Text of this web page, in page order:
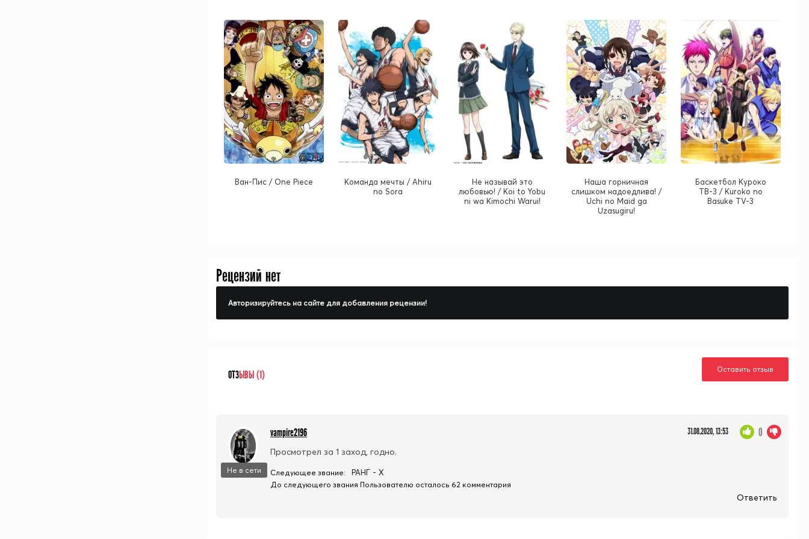
Ван-Пис / One Piece
Команда мечты / Ahiru
no Sora
Не называй это
любовью! / Koi to Yobu
ni wa Kimochi Warui!
Наша горничная
слишком надоедлива! /
Uchi no Maid ga
Uzasugiru!
Баскетбол Куроко
ТВ-3 / Kuroko no
Basuke TV-3
Рецензий нет
Авторизируйтесь на сайте для добавления рецензии!
ОТЗЫВЫ (1) Оставить отзыв
Не в сети
vampire2196 31.08.2020, 13:53
Просмотрел за 1 заход, годно.
0
Следующее звание: РАНГ - X
До следующего звания Пользователю осталось 62 комментария
Ответить